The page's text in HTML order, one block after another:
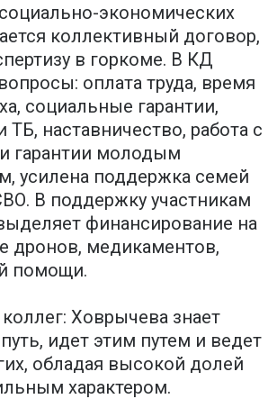
экономических
коллективный договор,
в горкоме. В КД
оплата труда, время
социальные гарантии,
наставничество, работа с
гарантии молодым
усилена поддержка семей
В поддержку участникам
финансирование на
дронов, медикаментов,
помощи.
Ховрычева знает
идет этим путем и ведет
обладая высокой долей
характером.